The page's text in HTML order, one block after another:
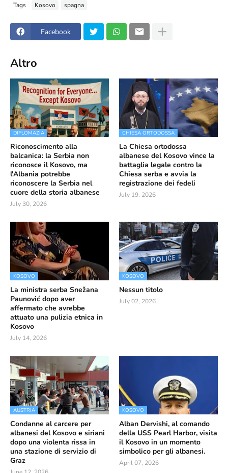
Tags Kosovo spagna
Facebook
Altro
DIPLOMAZIA
Riconoscimento alla
balcanica: la Serbia non
riconosce il Kosovo, ma
l'Albania potrebbe
riconoscere la Serbia nel
cuore della storia albanese
July 30, 2026
CHIESA ORTODOSSA
La Chiesa ortodossa
albanese del Kosovo vince la
battaglia legale contro la
Chiesa serba e avvia la
registrazione dei fedeli
July 19, 2026
KOSOVO
La ministra serba Snežana
Paunović dopo aver
affermato che avrebbe
attuato una pulizia etnica in
Kosovo
July 14, 2026
KOSOVO
Nessun titolo
July 02, 2026
AUSTRIA
Condanne al carcere per
albanesi del Kosovo e siriani
dopo una violenta rissa in
una stazione di servizio di
Graz
KOSOVO
Alban Dervishi, al comando
della USS Pearl Harbor, visita
il Kosovo in un momento
simbolico per gli albanesi.
April 07, 2026